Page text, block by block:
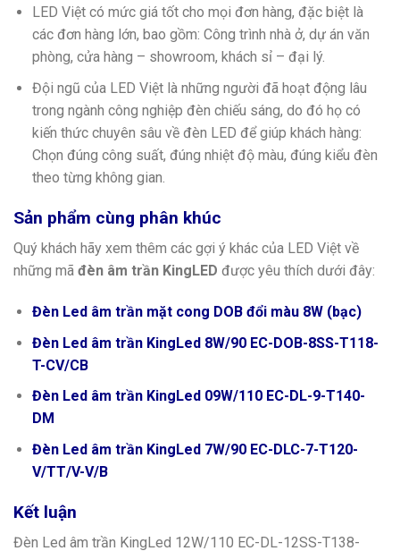
LED Việt có mức giá tốt cho mọi đơn hàng, đặc biệt là
các đơn hàng lớn, bao gồm: Công trình nhà ở, dự án văn
phòng, cửa hàng – showroom, khách sỉ – đại lý.
Đội ngũ của LED Việt là những người đã hoạt động lâu
trong ngành công nghiệp đèn chiếu sáng, do đó họ có
kiến thức chuyên sâu về đèn LED để giúp khách hàng:
Chọn đúng công suất, đúng nhiệt độ màu, đúng kiểu đèn
theo từng không gian.
Sản phẩm cùng phân khúc
Quý khách hãy xem thêm các gợi ý khác của LED Việt về
những mã đèn âm trần KingLED được yêu thích dưới đây:
Đèn Led âm trần mặt cong DOB đổi màu 8W (bạc)
Đèn Led âm trần KingLed 8W/90 EC-DOB-8SS-T118-
T-CV/CB
Đèn Led âm trần KingLed 09W/110 EC-DL-9-T140-
DM
Đèn Led âm trần KingLed 7W/90 EC-DLC-7-T120-
V/TT/V-V/B
Kết luận
Đèn Led âm trần KingLed 12W/110 EC-DL-12SS-T138-